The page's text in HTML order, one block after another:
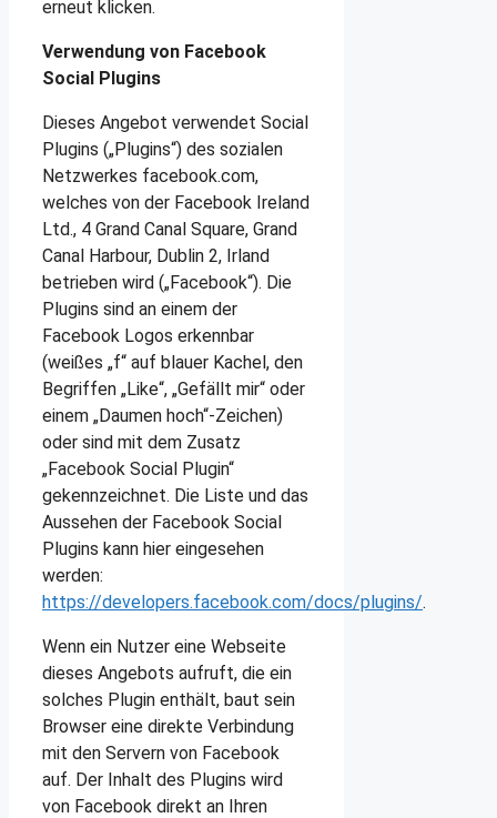
erneut klicken.
Verwendung von Facebook
Social Plugins
Dieses Angebot verwendet Social
Plugins („Plugins“) des sozialen
Netzwerkes facebook.com,
welches von der Facebook Ireland
Ltd., 4 Grand Canal Square, Grand
Canal Harbour, Dublin 2, Irland
betrieben wird („Facebook“). Die
Plugins sind an einem der
Facebook Logos erkennbar
(weißes „f“ auf blauer Kachel, den
Begriffen „Like“, „Gefällt mir“ oder
einem „Daumen hoch“-Zeichen)
oder sind mit dem Zusatz
„Facebook Social Plugin“
gekennzeichnet. Die Liste und das
Aussehen der Facebook Social
Plugins kann hier eingesehen
werden:
https://developers.facebook.com/docs/plugins/.
Wenn ein Nutzer eine Webseite
dieses Angebots aufruft, die ein
solches Plugin enthält, baut sein
Browser eine direkte Verbindung
mit den Servern von Facebook
auf. Der Inhalt des Plugins wird
von Facebook direkt an Ihren